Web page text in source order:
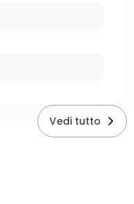
Vedi tutto